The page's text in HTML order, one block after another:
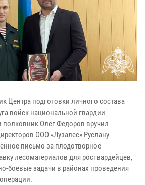
Центра подготовки личного состава
войск национальной гвардии
полковник Олег Федоров вручил
ООО «Лузалес» Руслану
письмо за плодотворное
лесоматериалов для росгвардейцев,
боевые задачи в районах проведения